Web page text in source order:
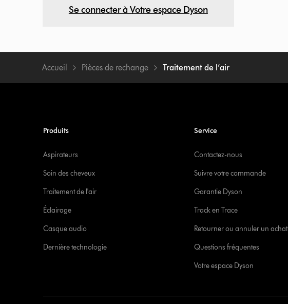
Se connecter à Votre espace Dyson
Accueil Pièces de rechange Traitement de l’air
Produits
Aspirateurs
Soin des cheveux
Traitement de l'air
Éclairage
Casque audio
Dernière technologie
Service
Contactez-nous
Suivre votre commande
Garantie Dyson
Track en Trace
Retourner ou annuler un achat
Questions fréquentes
Votre espace Dyson